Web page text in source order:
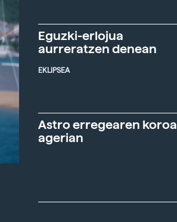
Eguzki-erlojua
aurreratzen denean
EKLIPSEA
Astro erregearen koroa
agerian